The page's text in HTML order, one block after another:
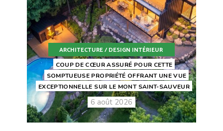
ARCHITECTURE / DESIGN INTÉRIEUR
COUP DE CŒUR ASSURÉ POUR CETTE
SOMPTUEUSE PROPRIÉTÉ OFFRANT UNE VUE
EXCEPTIONNELLE SUR LE MONT SAINT-SAUVEUR
6 août 2026